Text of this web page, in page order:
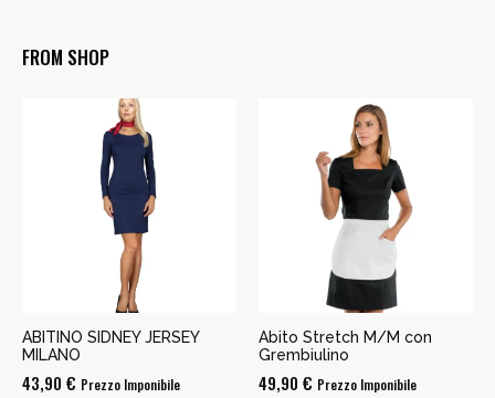
FROM SHOP
ABITINO SIDNEY JERSEY
MILANO
43,90 € Prezzo Imponibile
Abito Stretch M/M con
Grembiulino
49,90 € Prezzo Imponibile